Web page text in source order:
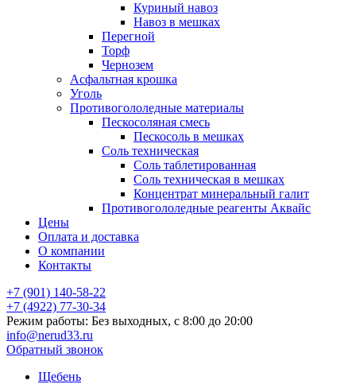
Куриный навоз
Навоз в мешках
Перегной
Торф
Чернозем
Асфальтная крошка
Уголь
Противогололедные материалы
Пескосоляная смесь
Пескосоль в мешках
Соль техническая
Соль таблетированная
Соль техническая в мешках
Концентрат минеральный галит
Противогололедные реагенты Аквайс
Цены
Оплата и доставка
О компании
Контакты
+7 (901) 140-58-22
+7 (4922) 77-30-34
Режим работы: Без выходных, с 8:00 до 20:00
info@nerud33.ru
Обратный звонок
Щебень